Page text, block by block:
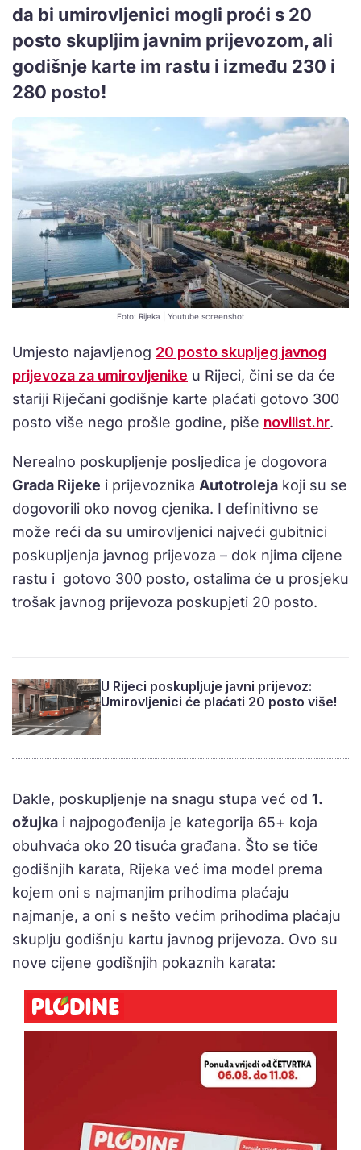
da bi umirovljenici mogli proći s 20
posto skupljim javnim prijevozom, ali
godišnje karte im rastu i između 230 i
280 posto!
Foto: Rijeka | Youtube screenshot
Umjesto najavljenog 20 posto skupljeg javnog
prijevoza za umirovljenike u Rijeci, čini se da će
stariji Riječani godišnje karte plaćati gotovo 300
posto više nego prošle godine, piše novilist.hr.
Nerealno poskupljenje posljedica je dogovora
Grada Rijeke i prijevoznika Autotroleja koji su se
dogovorili oko novog cjenika. I definitivno se
može reći da su umirovljenici najveći gubitnici
poskupljenja javnog prijevoza – dok njima cijene
rastu i gotovo 300 posto, ostalima će u prosjeku
trošak javnog prijevoza poskupjeti 20 posto.
U Rijeci poskupljuje javni prijevoz:
Umirovljenici će plaćati 20 posto više!
Dakle, poskupljenje na snagu stupa već od 1.
ožujka i najpogođenija je kategorija 65+ koja
obuhvaća oko 20 tisuća građana. Što se tiče
godišnjih karata, Rijeka već ima model prema
kojem oni s najmanjim prihodima plaćaju
najmanje, a oni s nešto većim prihodima plaćaju
skuplju godišnju kartu javnog prijevoza. Ovo su
nove cijene godišnjih pokaznih karata: